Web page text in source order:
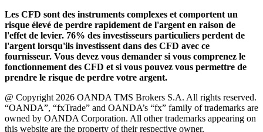
Les CFD sont des instruments complexes et comportent un
risque élevé de perdre rapidement de l'argent en raison de
l'effet de levier. 76% des investisseurs particuliers perdent de
l'argent lorsqu'ils investissent dans des CFD avec ce
fournisseur. Vous devez vous demander si vous comprenez le
fonctionnement des CFD et si vous pouvez vous permettre de
prendre le risque de perdre votre argent.
@ Copyright 2026 OANDA TMS Brokers S.A. All rights reserved.
“OANDA”, “fxTrade” and OANDA’s “fx” family of trademarks are
owned by OANDA Corporation. All other trademarks appearing on
this website are the property of their respective owner.